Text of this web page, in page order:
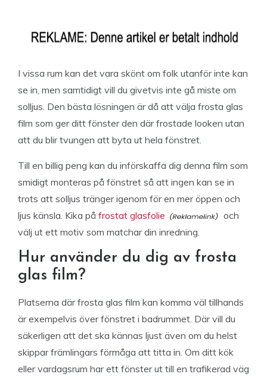
I vissa rum kan det vara skönt om folk utanför inte kan
se in, men samtidigt vill du givetvis inte gå miste om
solljus. Den bästa lösningen är då att välja frosta glas
film som ger ditt fönster den där frostade looken utan
att du blir tvungen att byta ut hela fönstret.
Till en billig peng kan du införskaffa dig denna film som
smidigt monteras på fönstret så att ingen kan se in
trots att solljus tränger igenom för en mer öppen och
ljus känsla. Kika på frostat glasfolie
och
välj ut ett motiv som matchar din inredning.
Hur använder du dig av frosta
glas film?
Platserna där frosta glas film kan komma väl tillhands
är exempelvis över fönstret i badrummet. Där vill du
säkerligen att det ska kännas ljust även om du helst
skippar främlingars förmåga att titta in. Om ditt kök
eller vardagsrum har ett fönster ut till en trafikerad väg